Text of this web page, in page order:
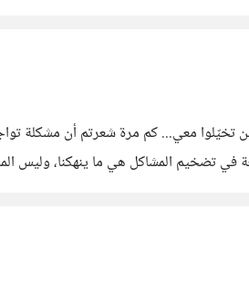
تخيّلوا معي... كم مرة شعرتم أن
تضخيم المشاكل هي ما ينهكنا، وليس